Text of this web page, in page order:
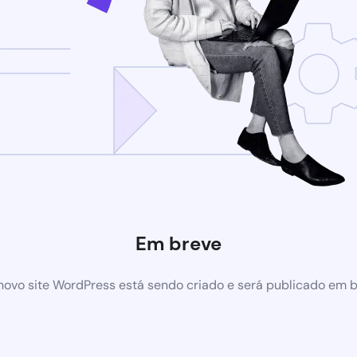
Em breve
site WordPress está sendo criado e será publicado em